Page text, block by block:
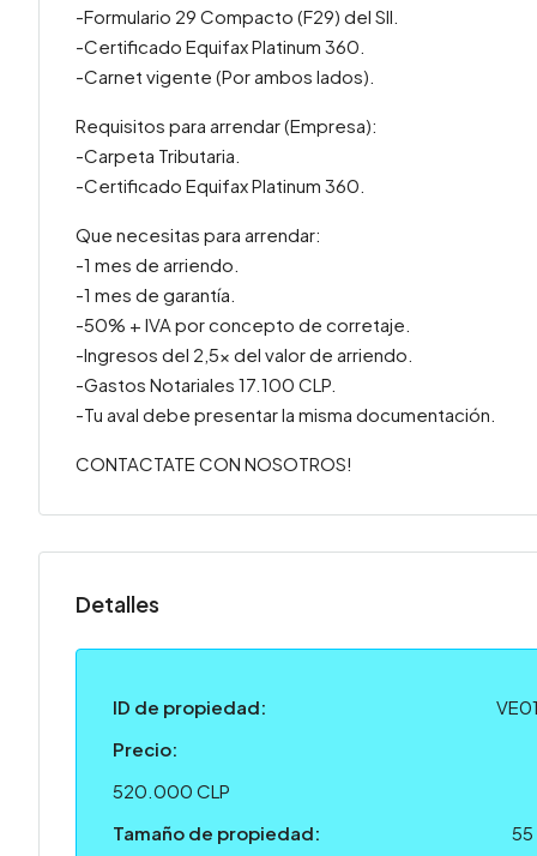
-Formulario 29 Compacto (F29) del SII.
-Certificado Equifax Platinum 360.
-Carnet vigente (Por ambos lados).
Requisitos para arrendar (Empresa):
-Carpeta Tributaria.
-Certificado Equifax Platinum 360.
Que necesitas para arrendar:
-1 mes de arriendo.
-1 mes de garantía.
-50% + IVA por concepto de corretaje.
-Ingresos del 2,5x del valor de arriendo.
-Gastos Notariales 17.100 CLP.
-Tu aval debe presentar la misma documentación.
CONTACTATE CON NOSOTROS!
Detalles
ID de propiedad:
Precio:
520.000 CLP
Tamaño de propiedad:
55